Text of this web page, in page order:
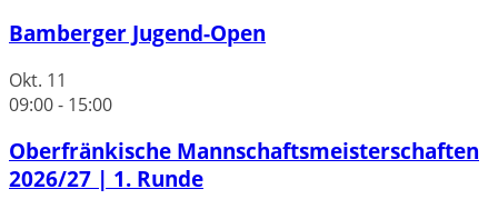
Bamberger Jugend-Open
Okt. 11
09:00- 15:00
Oberfränkische Mannschaftsmeisterschaften
2026/27 | 1. Runde